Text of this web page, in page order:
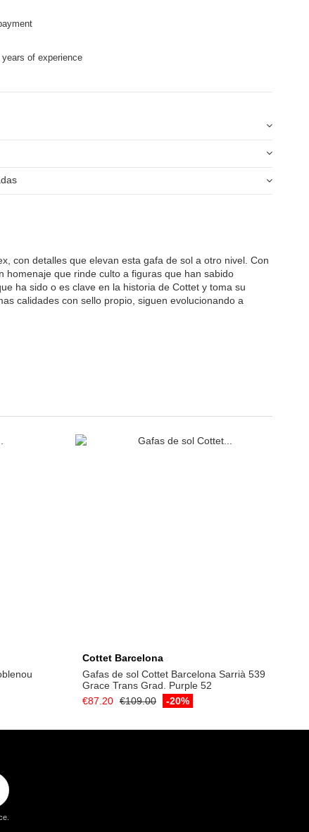
years of experience
con detalles que elevan esta gafa de sol a otro nivel. Con
homenaje que rinde culto a figuras que han sabido
ha sido o es clave en la historia de Cottet y toma su
calidades con sello propio, siguen evolucionando a
Cottet Barcelona
Gafas de sol Cottet Barcelona Sarrià 539
Grace Trans Grad. Purple 52
€87.20 €109.00 -20%